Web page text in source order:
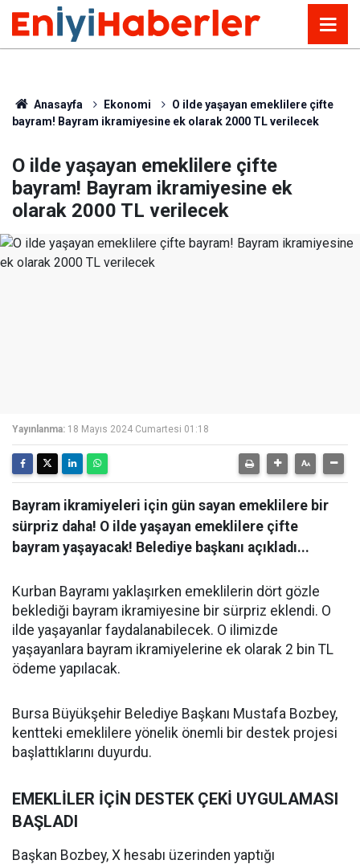
Anasayfa Ekonomi
O ilde yaşayan emeklilere çifte
bayram! Bayram ikramiyesine ek olarak 2000 TL verilecek
O ilde yaşayan emeklilere çifte
bayram! Bayram ikramiyesine ek
olarak 2000 TL verilecek
Yayınlanma: 18 Mayıs 2024 Cumartesi 01:18
Bayram ikramiyeleri için gün sayan emeklilere bir
sürpriz daha! O ilde yaşayan emeklilere çifte
bayram yaşayacak! Belediye başkanı açıkladı...
Kurban Bayramı yaklaşırken emeklilerin dört gözle
beklediği bayram ikramiyesine bir sürpriz eklendi. O
ilde yaşayanlar faydalanabilecek. O ilimizde
yaşayanlara bayram ikramiyelerine ek olarak 2 bin TL
ödeme yapılacak.
Bursa Büyükşehir Belediye Başkanı Mustafa Bozbey,
kentteki emeklilere yönelik önemli bir destek projesi
başlattıklarını duyurdu.
EMEKLİLER İÇİN DESTEK ÇEKİ UYGULAMASI
BAŞLADI
Başkan Bozbey, X hesabı üzerinden yaptığı